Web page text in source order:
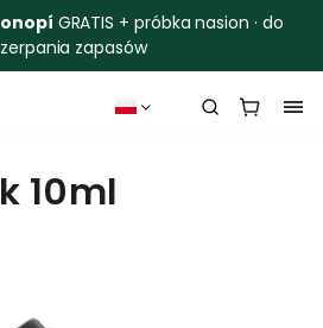
GRATIS + próbka nasion · do
zapasów
10ml